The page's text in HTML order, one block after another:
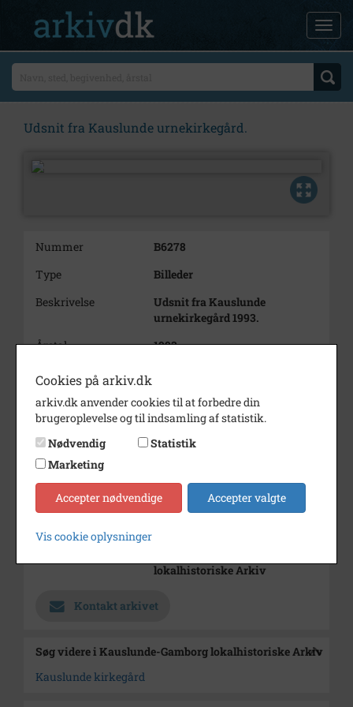
Udsnit fra Kauslunde urnekirkegård.
Nummer
B6278
Type
Billeder
Beskrivelse
Udsnit fra Kauslunde
urnekirkegård 1993.
Årstal
1993
Dateringsnote
Fotograf
Karen Margrethe
Christophersen
Størrelse
10 x 15 cm
Se på kort
Type
Sogn (1000-2050)
lokalhistoriske Arkiv
Kontakt arkivet
Søg videre i Kauslunde-Gamborg lokalhistoriske Arkiv
Kauslunde kirkegård
Cookies på arkiv.dk
arkiv.dk anvender cookies til at forbedre din
brugeroplevelse og til indsamling af statistik.
Nødvendig
Statistik
Marketing
Accepter nødvendige Accepter valgte
Vis cookie oplysninger